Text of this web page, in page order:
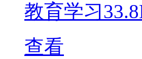
教育学习
查看